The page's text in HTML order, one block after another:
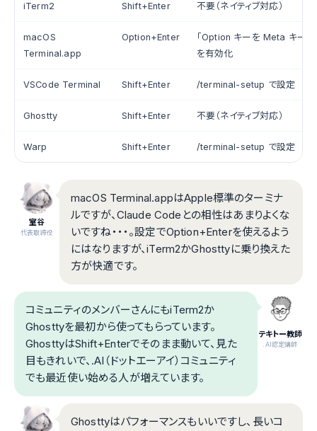
iTerm2 Shift+Enter 不要（ネイティブ対応）
macOS
Terminal.app
Option+Enter
「Option キーを Meta キーと
を有効化
VSCode Terminal Shift+Enter /terminal-setup で設定
Ghostty Shift+Enter 不要（ネイティブ対応）
Warp Shift+Enter /terminal-setup で設定
室谷
代表取締役
macOS Terminal.appはApple標準のターミナ
ルですが、Claude Codeとの相性はあまりよくな
いですね・・・。設定でOption+Enterを使えるよう
にはなりますが、iTerm2かGhosttyに乗り換えた
方が快適です。
テキトー教師
.AI認定講師
コミュニティのメンバーさんにもiTerm2か
Ghosttyを最初から使ってもらっています。
GhosttyはShift+Enterでそのまま動いて、見た
目もきれいで、.AI（ドットエーアイ）コミュニティ
でも最近使い始める人が増えています。
Ghosttyはパフォーマンスもいいですし、長いコ